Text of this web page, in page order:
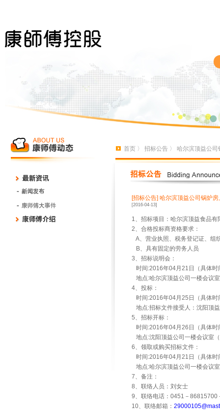
首页 〉 招标公告 〉 哈尔滨顶益公
[招标公告] 哈尔滨顶益公司锅炉
[2016-04-13]
1、招标项目：哈尔滨顶益食品
2、合格投标商资格要求：
A、营业执照、税务登记证、组
B、具有固定的劳务人员
3、招标说明会：
时间:2016年04月21日（具体
地点:哈尔滨顶益公司一楼会议
4、投标：
时间:2016年04月25日（具体
地点:招标文件接受人：沈阳顶
5、招标开标：
时间:2016年04月26日（具体
地点:沈阳顶益公司一楼会议室
6、领取或购买招标文件：
时间:2016年04月21日（具体
地点:哈尔滨顶益公司一楼会议室
7、备注：
8、联络人员：刘女士
9、联络电话：0451－86815700
10、联络邮箱：